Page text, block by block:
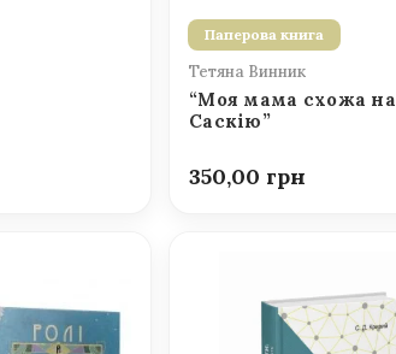
Паперова книга
Тетяна Винник
“Моя мама схожа на
Саскію”
350,00